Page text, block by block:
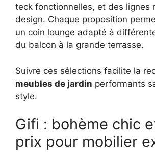
teck fonctionnelles, et des lignes
design. Chaque proposition
un coin lounge adapté à
du balcon à la grande terrasse.
Suivre ces sélections facilite la
meubles de jardin performants
style.
Gifi : bohème chic
prix pour mobilier